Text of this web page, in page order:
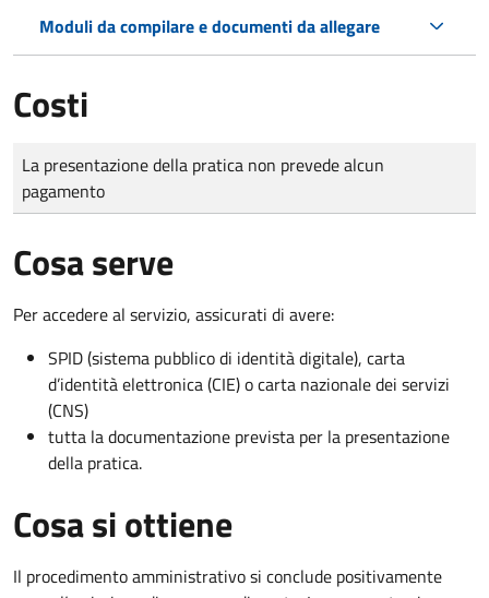
Moduli da compilare e documenti da allegare
Costi
Tipo di pagamento
Importo
La presentazione della pratica non prevede alcun
pagamento
Cosa serve
Per accedere al servizio, assicurati di avere:
SPID (sistema pubblico di identità digitale), carta
d’identità elettronica (CIE) o carta nazionale dei servizi
(CNS)
tutta la documentazione prevista per la presentazione
della pratica.
Cosa si ottiene
Il procedimento amministrativo si conclude positivamente